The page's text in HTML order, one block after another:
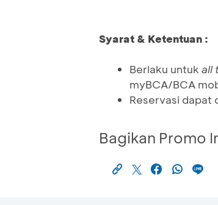
Syarat & Ketentuan :
Berlaku untuk all
myBCA/BCA
Reservasi dapat
Bagikan Promo